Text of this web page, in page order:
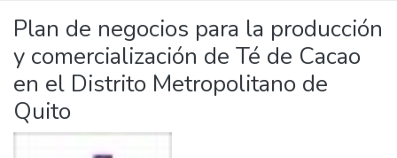
Plan de negocios para la producción
y comercialización de Té de Cacao
en el Distrito Metropolitano de
Quito